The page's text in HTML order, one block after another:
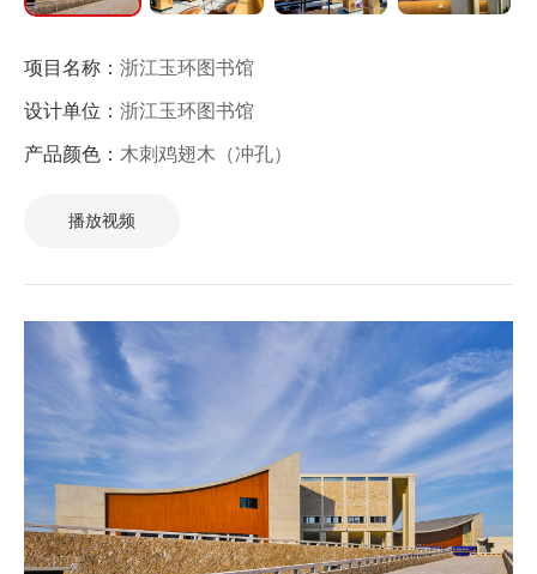
项目名称： 浙江玉环图书馆
设计单位： 浙江玉环图书馆
产品颜色： 木刺鸡翅木（冲孔）
播放视频